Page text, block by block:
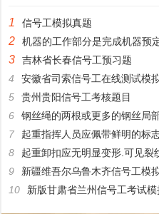
1 信号工模拟真题
2 机器的工作部分是完成机器预定的动作，处于整个传动的终端
3
吉林省长春信号工预习题
4
安徽省司索信号工在线测试模拟试
5
贵州贵阳信号工考核题目
6
钢丝绳的两根或更多的钢丝局部受到电弧影响应报度。
7
起重指挥人员应佩带鲜明的标志，如标有“指挥”字样的臂章特殊颜色的安全帽.工作服等
8
起重卸扣应无明显变形.可见裂纹和弧接痕迹，销轴螺纹应()现
9
新疆维吾尔乌鲁木齐信号工模拟试
10
新版甘肃省兰州信号工考试模拟练